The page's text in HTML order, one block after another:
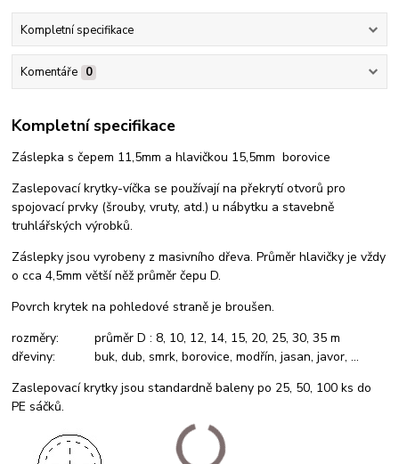
Kompletní specifikace
Komentáře 0
Kompletní specifikace
Záslepka s čepem 11,5mm a hlavičkou 15,5mm borovice
Zaslepovací krytky-víčka se používají na překrytí otvorů pro
spojovací prvky (šrouby, vruty, atd.) u nábytku a stavebně
truhlářských výrobků.
Záslepky jsou vyrobeny z masivního dřeva. Průměr hlavičky je vždy
o cca 4,5mm větší něž průměr čepu D.
Povrch krytek na pohledové straně je broušen.
rozměry: průměr D : 8, 10, 12, 14, 15, 20, 25, 30, 35 m
dřeviny: buk, dub, smrk, borovice, modřín, jasan, javor, ...
Zaslepovací krytky jsou standardně baleny po 25, 50, 100 ks do
PE sáčků.